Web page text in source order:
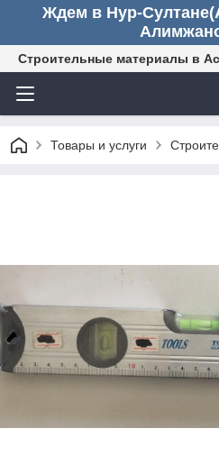
Ждем в Нур-
Строительные материалы в
Товары и услуги